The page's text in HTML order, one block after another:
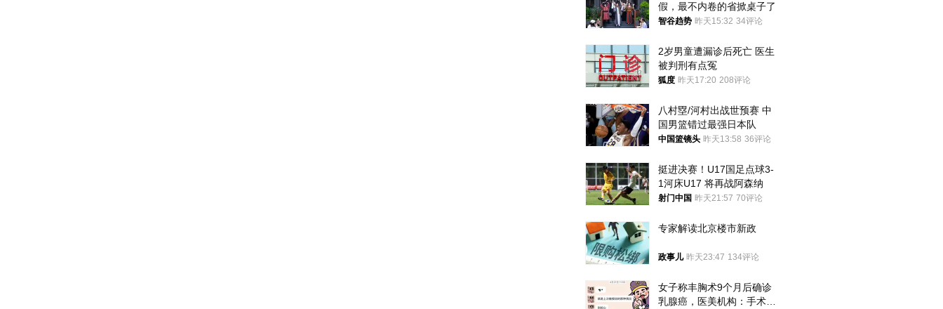
假，最不内卷的省掀桌子了
智谷趋势 昨天15:32 34评论
2岁男童遭漏诊后死亡 医生
被判刑有点冤
狐度 昨天17:20 208评论
八村塁/河村出战世预赛 中
国男篮错过最强日本队
中国篮镜头 昨天13:58 36评论
挺进决赛！U17国足点球3-
1河床U17 将再战阿森纳
射门中国 昨天21:57 70评论
专家解读北京楼市新政
政事儿 昨天23:47 134评论
女子称丰胸术9个月后确诊
乳腺癌，医美机构：手术不